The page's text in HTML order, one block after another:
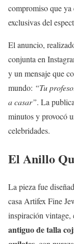
compromiso que ya
exclusivas del
El anuncio,
conjunta en
y un mensaje que
mundo: “Tu
a casar”. La
minutos y provocó
celebridades.
El Anillo
La pieza fue
casa Artifex Fine
inspiración vintage,
antiguo de talla